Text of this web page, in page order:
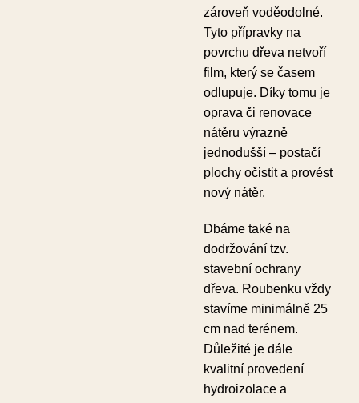
zároveň voděodolné.
Tyto přípravky na
povrchu dřeva netvoří
film, který se časem
odlupuje. Díky tomu je
oprava či renovace
nátěru výrazně
jednodušší –⁠⁠⁠ postačí
plochy očistit a provést
nový nátěr.
Dbáme také na
dodržování tzv.
stavební ochrany
dřeva. Roubenku vždy
stavíme minimálně 25
cm nad terénem.
Důležité je dále
kvalitní provedení
hydroizolace a